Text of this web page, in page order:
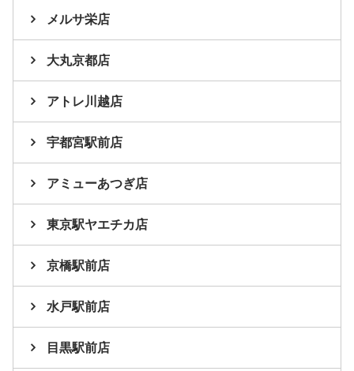
メルサ栄店
大丸京都店
アトレ川越店
宇都宮駅前店
アミューあつぎ店
東京駅ヤエチカ店
京橋駅前店
水戸駅前店
目黒駅前店